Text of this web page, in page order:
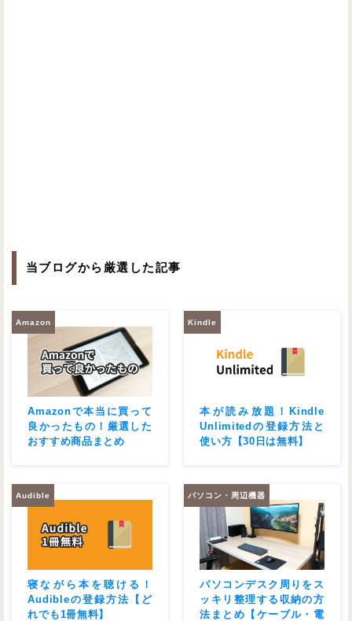
当ブログから厳選した記事
Amazon
Amazonで本当に買って
良かったもの！厳選した
おすすめ商品まとめ
Kindle
本が読み放題！Kindle
Unlimitedの登録方法と
使い方【30日は無料】
Audible
寝ながら本を聴ける！
Audibleの登録方法【ど
れでも1冊無料】
パソコン・周辺機器
パソコンデスク周りをス
ッキリ整理する収納の方
法まとめ【ケーブル・電